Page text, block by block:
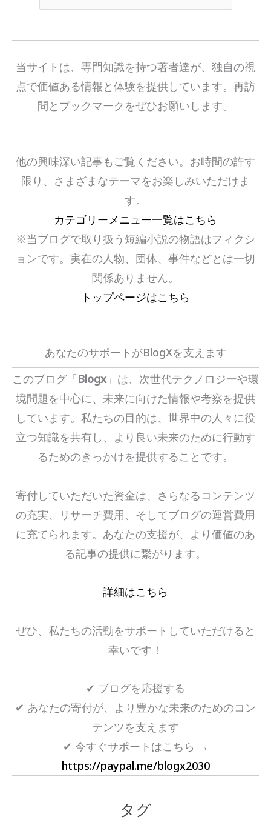
当サイトは、専門知識を持つ著者達が、独自の視
点で価値ある情報と体験を提供しています。再訪
問とブックマークをぜひお願いします。
他の興味深い記事もご覧ください。お時間の許す
限り、さまざまなテーマをお楽しみいただけま
す。
カテゴリーメニュー一覧はこちら
※当ブログで取り扱う短編小説の物語はフィクシ
ョンです。実在の人物、団体、事件などとは一切
関係ありません。
トップページはこちら
あなたのサポートがBlogXを支えます
このブログ「Blogx」は、次世代テクノロジーや環
境問題を中心に、未来に向けた情報や考察を提供
しています。私たちの目的は、世界中の人々に役
立つ知識を共有し、より良い未来のために行動す
るためのきっかけを提供することです。
寄付していただいた資金は、さらなるコンテンツ
の充実、リサーチ費用、そしてブログの運営費用
に充てられます。あなたの支援が、より価値のあ
る記事の提供に繋がります。
詳細はこちら
ぜひ、私たちの活動をサポートしていただけると
幸いです！
✔ ブログを応援する
✔ あなたの寄付が、より豊かな未来のためのコン
テンツを支えます
✔ 今すぐサポートはこちら →
https://paypal.me/blogx2030
タグ